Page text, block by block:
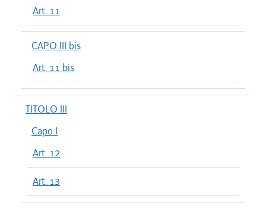
Art. 11
CAPO III bis
Art. 11 bis
TITOLO III
Capo I
Art. 12
Art. 13